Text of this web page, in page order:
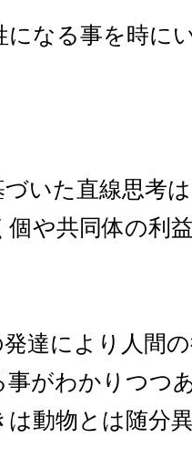
になる事を時に
づいた直線思考
や共同体の利
達により人間
事がわかりつつ
は動物とは随分